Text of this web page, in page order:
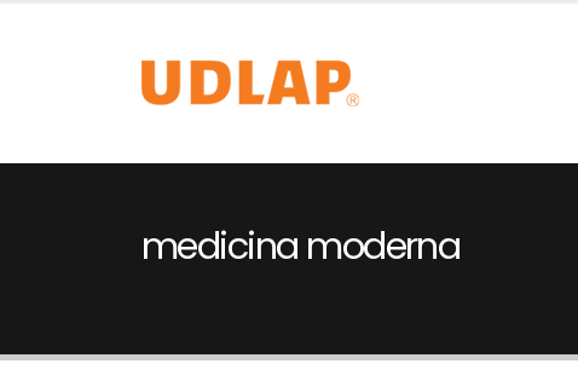
medicina moderna